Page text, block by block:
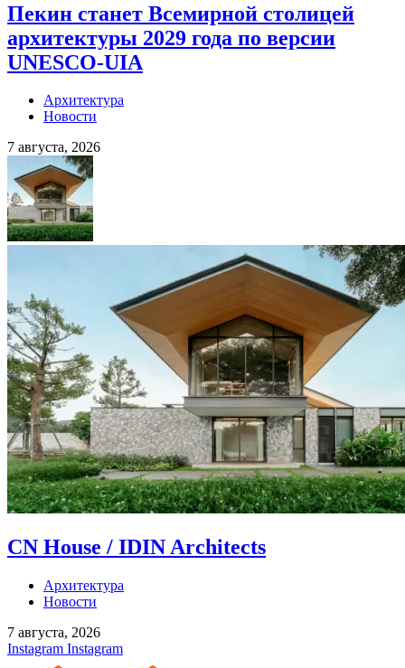
Пекин станет Всемирной столицей
архитектуры 2029 года по версии
UNESCO-UIA
Архитектура
Новости
7 августа, 2026
CN House / IDIN Architects
Архитектура
Новости
7 августа, 2026
Instagram Instagram